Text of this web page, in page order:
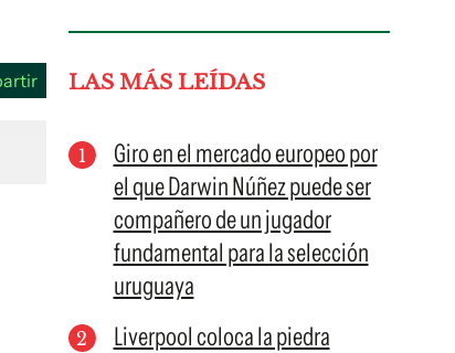
LAS MÁS LEÍDAS
Giro en el mercado europeo por
el que Darwin Núñez puede ser
compañero de un jugador
fundamental para la selección
uruguaya
Liverpool coloca la piedra